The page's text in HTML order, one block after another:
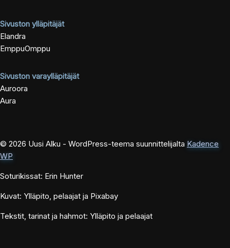
Sivuston ylläpitäjät
Elandra
EmppuOmppu
Sivuston varaylläpitäjät
Auroora
Aura
© 2026 Uusi Alku - WordPress-teema suunnittelijalta Kadence
WP
Soturikissat: Erin Hunter
Kuvat: Ylläpito, pelaajat ja Pixabay
Tekstit, tarinat ja hahmot: Ylläpito ja pelaajat